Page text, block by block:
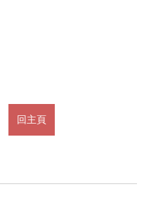
回主頁